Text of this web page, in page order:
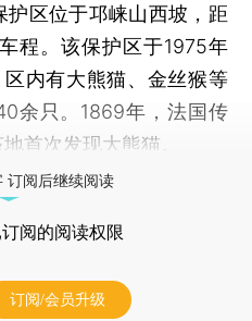
区位于邛崃山西坡，距
程。该保护区于1975年
内有大熊猫、金丝猴等
余只。1869年，法国传
首次发现大熊猫。
订阅后继续阅读
阅的阅读权限
订阅/会员升级